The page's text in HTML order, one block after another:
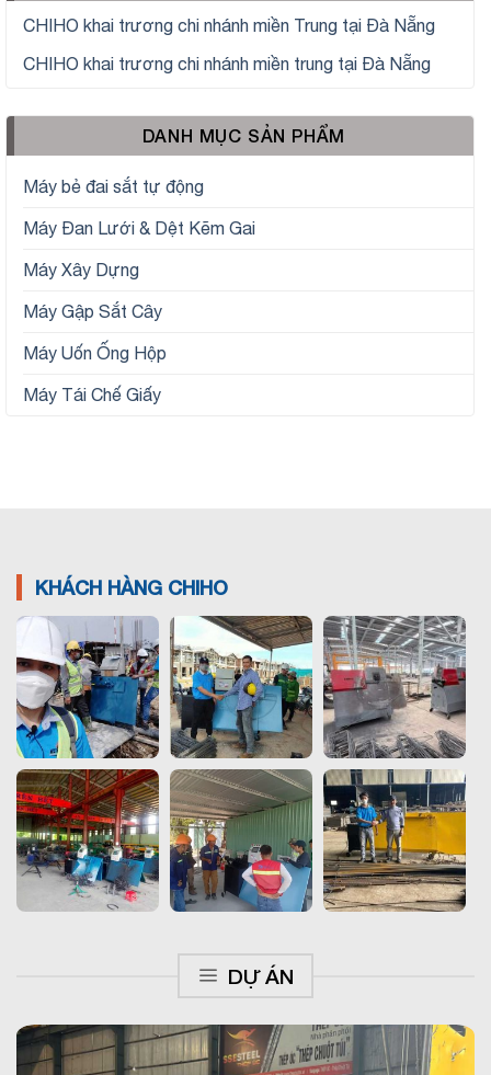
CHIHO khai trương chi nhánh miền Trung tại Đà Nẵng
CHIHO khai trương chi nhánh miền trung tại Đà Nẵng
DANH MỤC SẢN PHẨM
Máy bẻ đai sắt tự động
Máy Đan Lưới & Dệt Kẽm Gai
Máy Xây Dựng
Máy Gập Sắt Cây
Máy Uốn Ống Hộp
Máy Tái Chế Giấy
KHÁCH HÀNG CHIHO
DỰ ÁN